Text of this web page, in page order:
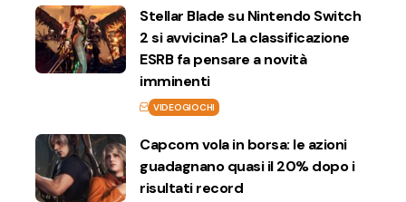
Stellar Blade su Nintendo Switch
2 si avvicina? La classificazione
ESRB fa pensare a novità
imminenti
VIDEOGIOCHI
Capcom vola in borsa: le azioni
guadagnano quasi il 20% dopo i
risultati record